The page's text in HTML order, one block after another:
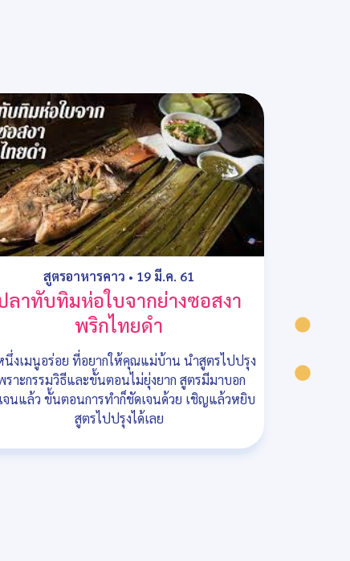
สูตรอาหารคาว • 19 มี.ค. 61
ลาทับทิมห่อใบจากย่างซอสงา
พริกไทยดำ
นึ่งเมนูอร่อย ที่อยากให้คุณแม่บ้าน นำสูตรไปปรุง
ราะกรรมวิธีและขั้นตอนไม่ยุ่งยาก สูตรมีมาบอก
จนแล้ว ขั้นตอนการทำก็ชัดเจนด้วย เชิญแล้วหยิบ
สูตรไปปรุงได้เลย